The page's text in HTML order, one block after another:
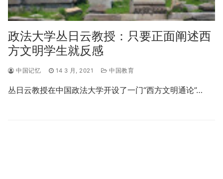
政法大学丛日云教授：只要正面阐述西
方文明学生就反感
中国记忆 14 3 月, 2021 中国教育
丛日云教授在中国政法大学开设了一门“西方文明通论”…